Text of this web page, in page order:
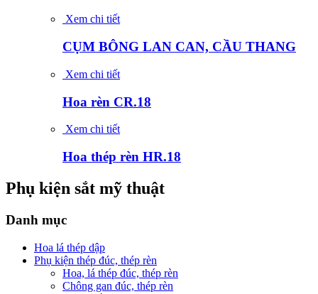
Xem chi tiết
CỤM BÔNG LAN CAN, CẦU THANG
Xem chi tiết
Hoa rèn CR.18
Xem chi tiết
Hoa thép rèn HR.18
Phụ kiện sắt mỹ thuật
Danh mục
Hoa lá thép dập
Phụ kiện thép đúc, thép rèn
Hoa, lá thép đúc, thép rèn
Chông gan đúc, thép rèn